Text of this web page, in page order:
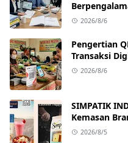
2026/8/6
Pengertian
Transaksi
2026/8/6
SIMPATIK
Kemasan
2026/8/5